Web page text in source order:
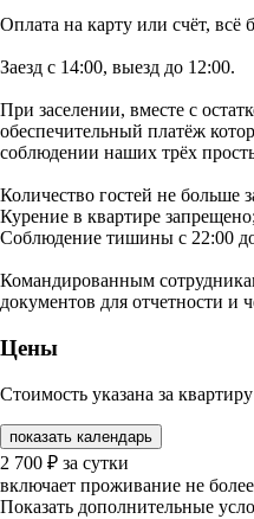
Оплата на карту или счёт, всё
Заезд с 14:00, выезд до 12:00.
При заселении, вместе с
обеспечительный платёж
соблюдении наших трёх
Количество гостей не больше
Курение в квартире запрещено;
Соблюдение тишины с 22:00
Командированным
документов для отчетности и
Цены
Стоимость указана за
показать календарь
2 700 ₽ за сутки
включает проживание не
Показать дополнительные